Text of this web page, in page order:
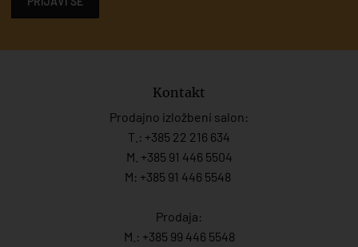
Kontakt
Prodajno izložbeni salon:
T.: +385 22 216 634
M. +385 91 446 5504
M: +385 91 446 5548
Prodaja:
M.: +385 99 446 5548